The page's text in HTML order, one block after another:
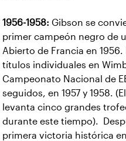
1956-1958: Gibson se
primer campeón negro de
Abierto de Francia en
títulos individuales en
Campeonato Nacional de
seguidos, en 1957 y 1958.
levanta cinco grandes
durante este tiempo).
primera victoria histórica